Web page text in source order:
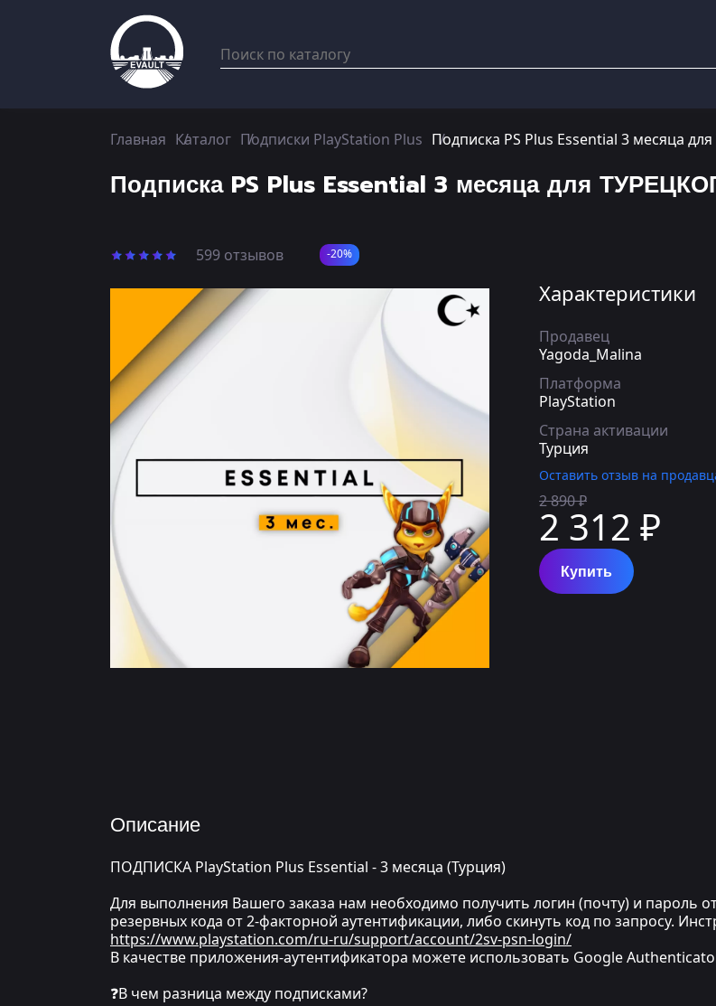
Главная Каталог Подписки PlayStation Plus Подписка PS Plus Essential 3 месяца
Подписка PS Plus Essential 3 месяца для
599 отзывов -20%
Характеристики
Продавец
Yagoda_Malina
Платформа
PlayStation
Страна активации
Турция
Оставить отзыв на
2 890 ₽
2 312 ₽
Купить
Описание
ПОДПИСКА PlayStation Plus Essential - 3 месяца (Турция)
Для выполнения Вашего заказа нам необходимо получить логин (почту) и пароль
резервных кода от 2-факторной аутентификации, либо скинуть код по запросу.
https://www.playstation.com/ru-ru/support/account/2sv-psn-login/
В качестве приложения-аутентификатора можете использовать Google
❓В чем разница между подписками?